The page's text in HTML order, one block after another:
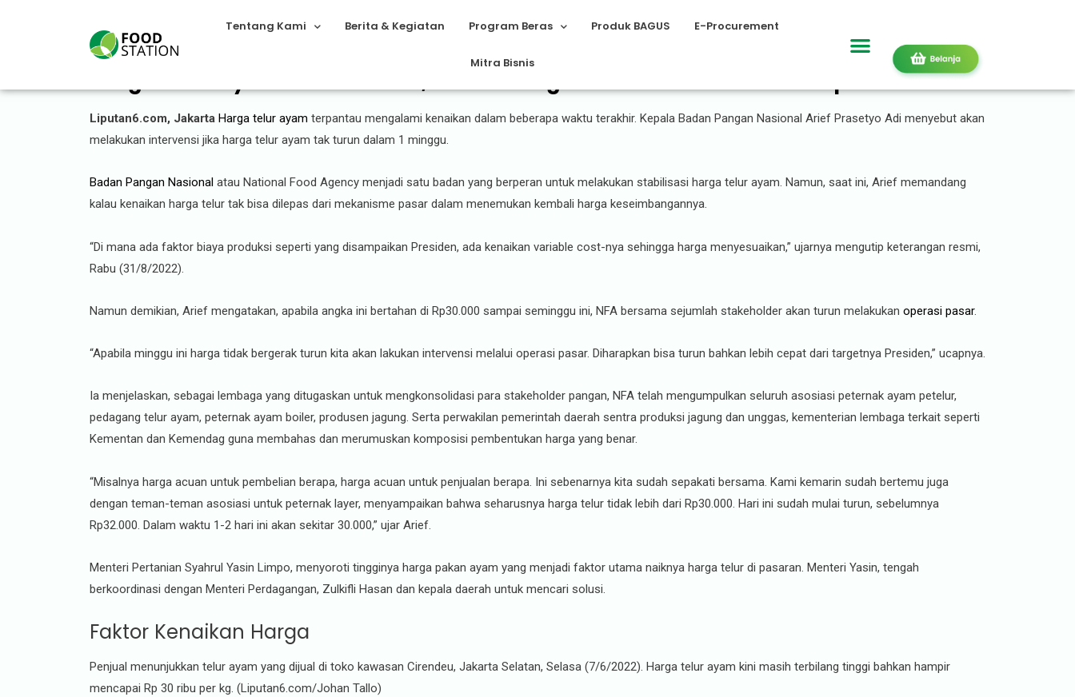
Tentang Kami Berita & Kegiatan Program Beras Produk BAGUS E-Procurement
Mitra Bisnis
Harga Telur Ayam Masih Mahal, Badan Pangan Nasional Bakal Gelar Operasi Pasar
Liputan6.com, Jakarta Harga telur ayam terpantau mengalami kenaikan dalam beberapa waktu terakhir. Kepala Badan Pangan Nasional Arief Prasetyo Adi menyebut akan
melakukan intervensi jika harga telur ayam tak turun dalam 1 minggu.
Badan Pangan Nasional atau National Food Agency menjadi satu badan yang berperan untuk melakukan stabilisasi harga telur ayam. Namun, saat ini, Arief memandang
kalau kenaikan harga telur tak bisa dilepas dari mekanisme pasar dalam menemukan kembali harga keseimbangannya.
“Di mana ada faktor biaya produksi seperti yang disampaikan Presiden, ada kenaikan variable cost-nya sehingga harga menyesuaikan,” ujarnya mengutip keterangan resmi,
Rabu (31/8/2022).
Namun demikian, Arief mengatakan, apabila angka ini bertahan di Rp30.000 sampai seminggu ini, NFA bersama sejumlah stakeholder akan turun melakukan operasi pasar.
“Apabila minggu ini harga tidak bergerak turun kita akan lakukan intervensi melalui operasi pasar. Diharapkan bisa turun bahkan lebih cepat dari targetnya Presiden,” ucapnya.
Ia menjelaskan, sebagai lembaga yang ditugaskan untuk mengkonsolidasi para stakeholder pangan, NFA telah mengumpulkan seluruh asosiasi peternak ayam petelur,
pedagang telur ayam, peternak ayam boiler, produsen jagung. Serta perwakilan pemerintah daerah sentra produksi jagung dan unggas, kementerian lembaga terkait seperti
Kementan dan Kemendag guna membahas dan merumuskan komposisi pembentukan harga yang benar.
“Misalnya harga acuan untuk pembelian berapa, harga acuan untuk penjualan berapa. Ini sebenarnya kita sudah sepakati bersama. Kami kemarin sudah bertemu juga
dengan teman-teman asosiasi untuk peternak layer, menyampaikan bahwa seharusnya harga telur tidak lebih dari Rp30.000. Hari ini sudah mulai turun, sebelumnya
Rp32.000. Dalam waktu 1-2 hari ini akan sekitar 30.000,” ujar Arief.
Menteri Pertanian Syahrul Yasin Limpo, menyoroti tingginya harga pakan ayam yang menjadi faktor utama naiknya harga telur di pasaran. Menteri Yasin, tengah
berkoordinasi dengan Menteri Perdagangan, Zulkifli Hasan dan kepala daerah untuk mencari solusi.
Faktor Kenaikan Harga
Penjual menunjukkan telur ayam yang dijual di toko kawasan Cirendeu, Jakarta Selatan, Selasa (7/6/2022). Harga telur ayam kini masih terbilang tinggi bahkan hampir
mencapai Rp 30 ribu per kg. (Liputan6.com/Johan Tallo)